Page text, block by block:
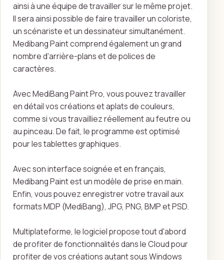
ainsi à une équipe de travailler sur le même projet.
Il sera ainsi possible de faire travailler un coloriste,
un scénariste et un dessinateur simultanément.
Medibang Paint comprend également un grand
nombre d'arrière-plans et de polices de
caractères.
Avec MediBang Paint Pro, vous pouvez travailler
en détail vos créations et aplats de couleurs,
comme si vous travailliez réellement au feutre ou
au pinceau. De fait, le programme est optimisé
pour les tablettes graphiques.
Avec son interface soignée et en français,
Medibang Paint est un modèle de prise en main.
Enfin, vous pouvez enregistrer votre travail aux
formats MDP (MediBang), JPG, PNG, BMP et PSD.
Multiplateforme, le logiciel propose tout d'abord
de profiter de fonctionnalités dans le Cloud pour
profiter de vos créations autant sous Windows